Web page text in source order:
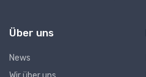
Über uns
News